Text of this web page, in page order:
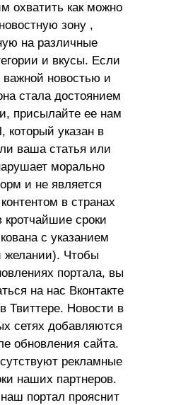
охватить как можно
зону ,
на различные
и вкусы. Если
важной новостью и
стала достоянием
присылайте ее нам
который указан в
ваша статья или
морально
и не является
в странах
кротчайшие сроки
с указанием
желании). Чтобы
портала, вы
на нас Вконтакте
Твиттере. Новости в
сетях добавляются
обновления сайта.
рекламные
наших партнеров.
портал прояснит